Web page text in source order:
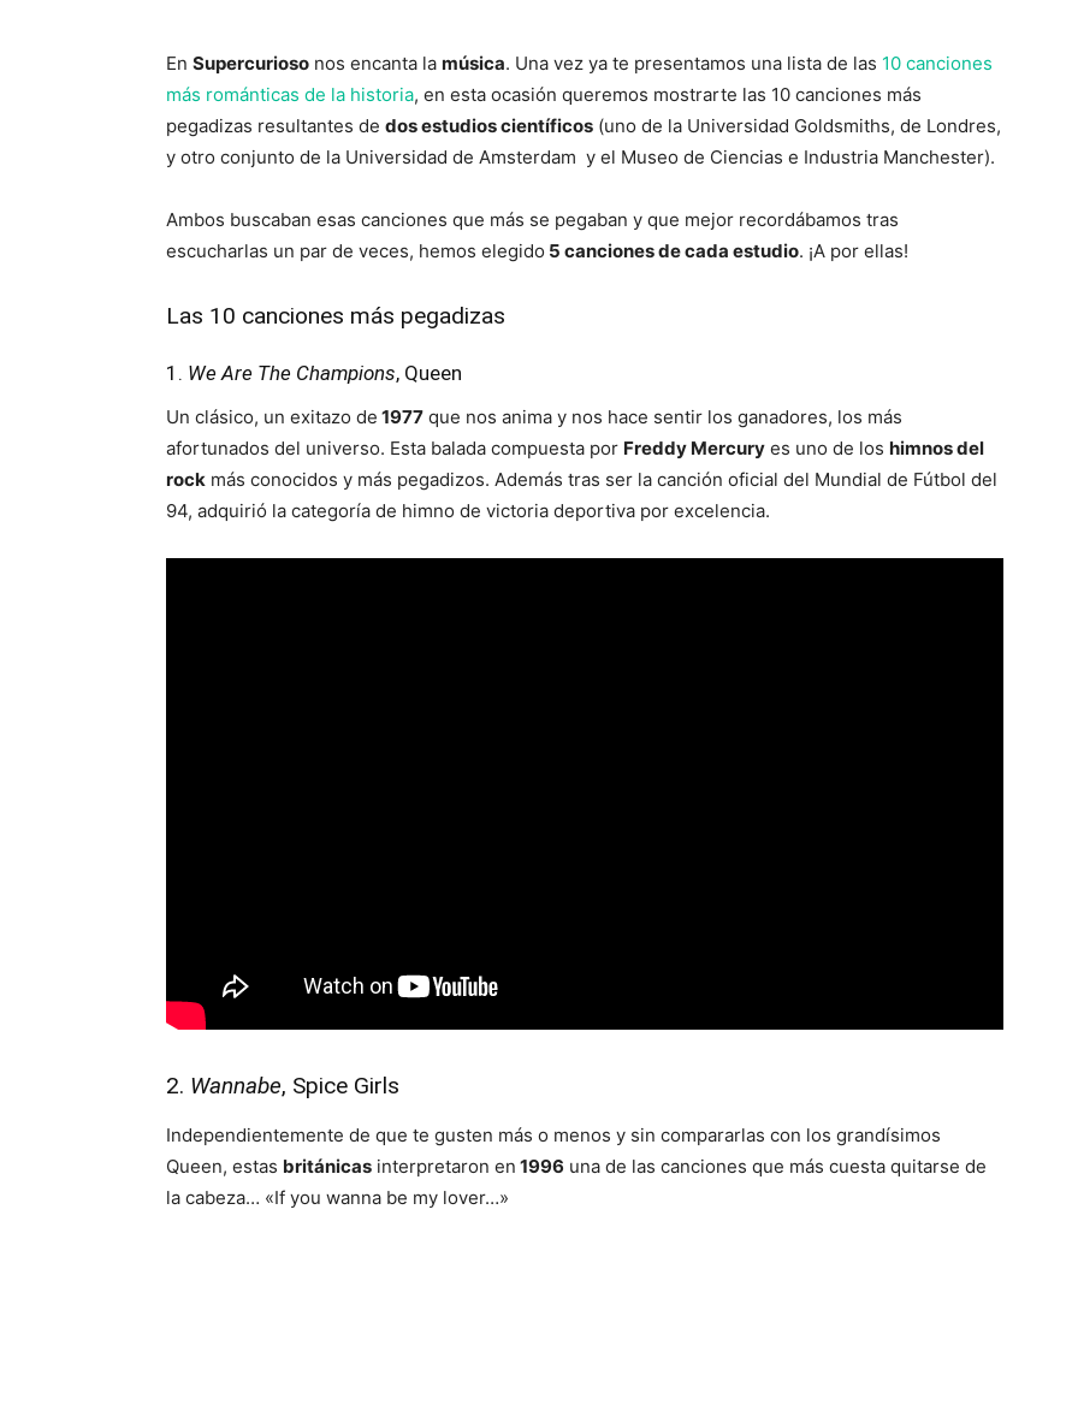
En Supercurioso nos encanta la música. Una vez ya te presentamos una lista de las 10 canciones
más románticas de la historia, en esta ocasión queremos mostrarte las 10 canciones más
pegadizas resultantes de dos estudios científicos (uno de la Universidad Goldsmiths, de Londres,
y otro conjunto de la Universidad de Amsterdam y el Museo de Ciencias e Industria Manchester).
Ambos buscaban esas canciones que más se pegaban y que mejor recordábamos tras
escucharlas un par de veces, hemos elegido 5 canciones de cada estudio. ¡A por ellas!
Las 10 canciones más pegadizas
1. We Are The Champions, Queen
Un clásico, un exitazo de 1977 que nos anima y nos hace sentir los ganadores, los más
afortunados del universo. Esta balada compuesta por Freddy Mercury es uno de los himnos del
rock más conocidos y más pegadizos. Además tras ser la canción oficial del Mundial de Fútbol del
94, adquirió la categoría de himno de victoria deportiva por excelencia.
2. Wannabe, Spice Girls
Independientemente de que te gusten más o menos y sin compararlas con los grandísimos
Queen, estas británicas interpretaron en 1996 una de las canciones que más cuesta quitarse de
la cabeza… «If you wanna be my lover…»